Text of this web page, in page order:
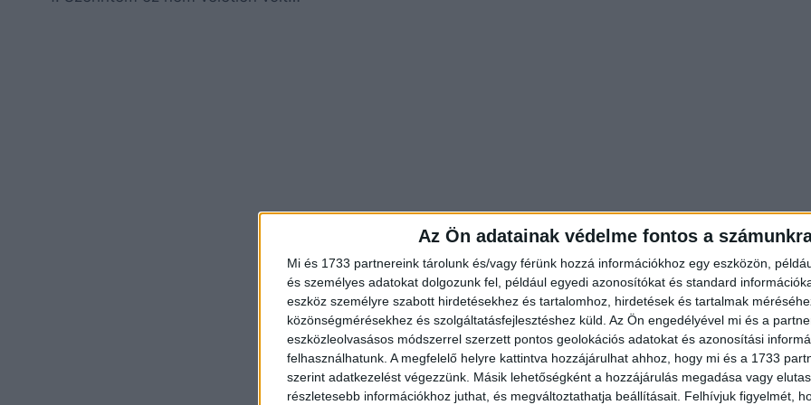
Az Ön adatainak védelme fontos a
Mi és 1733 partnereink tárolunk és/vagy férünk hozzá információkhoz egy eszközön,
és személyes adatokat dolgozunk fel, például egyedi azonosítókat és standard
eszköz személyre szabott hirdetésekhez és tartalomhoz, hirdetések és tartalmak
közönségmérésekhez és szolgáltatásfejlesztéshez küld. Az Ön engedélyével mi és a
eszközleolvasásos módszerrel szerzett pontos geolokációs adatokat és azonosítási
felhasználhatunk. A megfelelő helyre kattintva hozzájárulhat ahhoz, hogy mi és a 1733
szerint adatkezelést végezzünk. Másik lehetőségként a hozzájárulás megadása vagy
részletesebb információkhoz juthat, és megváltoztathatja beállításait. Felhívjuk figyelmét,